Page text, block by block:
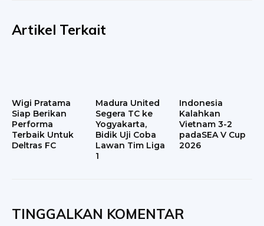
Artikel Terkait
Wigi Pratama
Siap Berikan
Performa
Terbaik Untuk
Deltras FC
Madura United
Segera TC ke
Yogyakarta,
Bidik Uji Coba
Lawan Tim Liga
1
Indonesia
Kalahkan
Vietnam 3-2
padaSEA V Cup
2026
TINGGALKAN KOMENTAR